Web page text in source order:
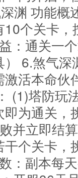
渊 功能概
个关卡
：通关一
） 6.煞气
活本命
(1)塔防玩
为通关
并立即结
个关卡
：副本每